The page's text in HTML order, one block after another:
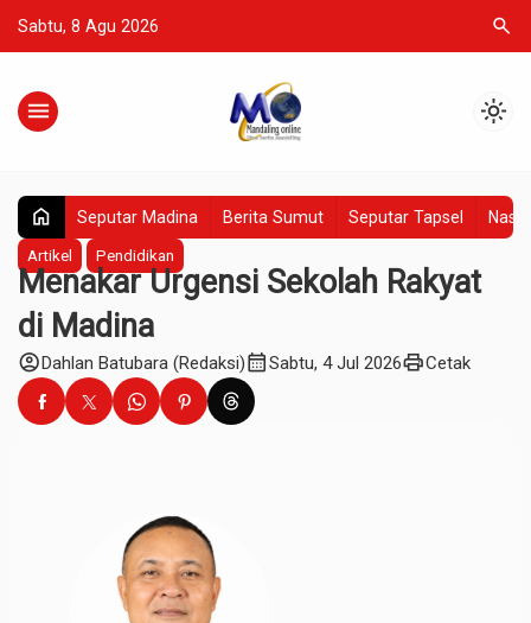
Sabtu, 8 Agu 2026 search
menu light_mode
home Seputar Madina Berita Sumut Seputar Tapsel
Artikel
Pendidikan
Menakar Urgensi Sekolah Rakyat
di Madina
account_circleDahlan Batubara (Redaksi)calendar_monthSabtu, 4 Jul 2026printCetak